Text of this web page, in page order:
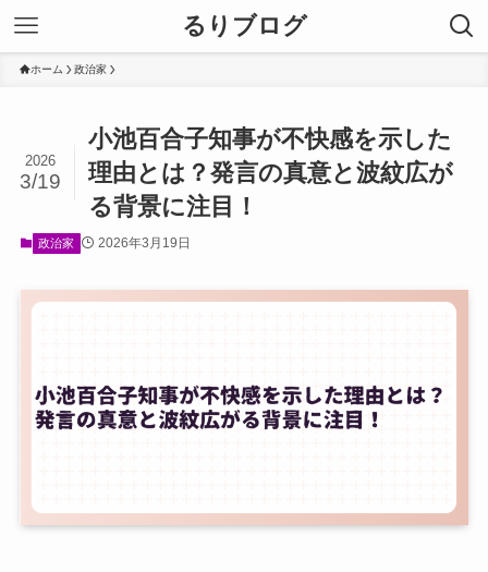
るりブログ
ホーム 政治家
小池百合子知事が不快感を示した
理由とは？発言の真意と波紋広が
る背景に注目！
2026
3/19
政治家 2026年3月19日